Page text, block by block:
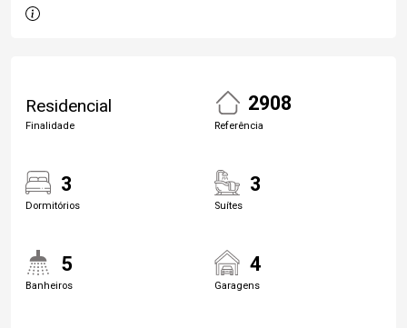
Residencial
Finalidade
2908
Referência
3
Dormitórios
3
Suítes
5
Banheiros
4
Garagens